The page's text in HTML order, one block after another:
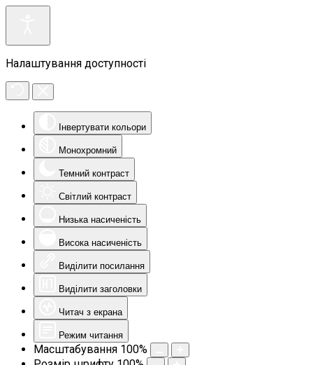
Налаштування доступності
Інвертувати кольори
Монохромний
Темний контраст
Світлий контраст
Низька насиченість
Висока насиченість
Виділити посилання
Виділити заголовки
Читач з екрана
Режим читання
Масштабування 100%